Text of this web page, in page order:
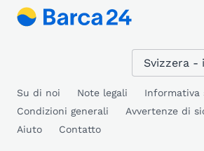
Su di noi Note legali
Informativa
Condizioni generali
Avvertenze di
Aiuto
Contatto